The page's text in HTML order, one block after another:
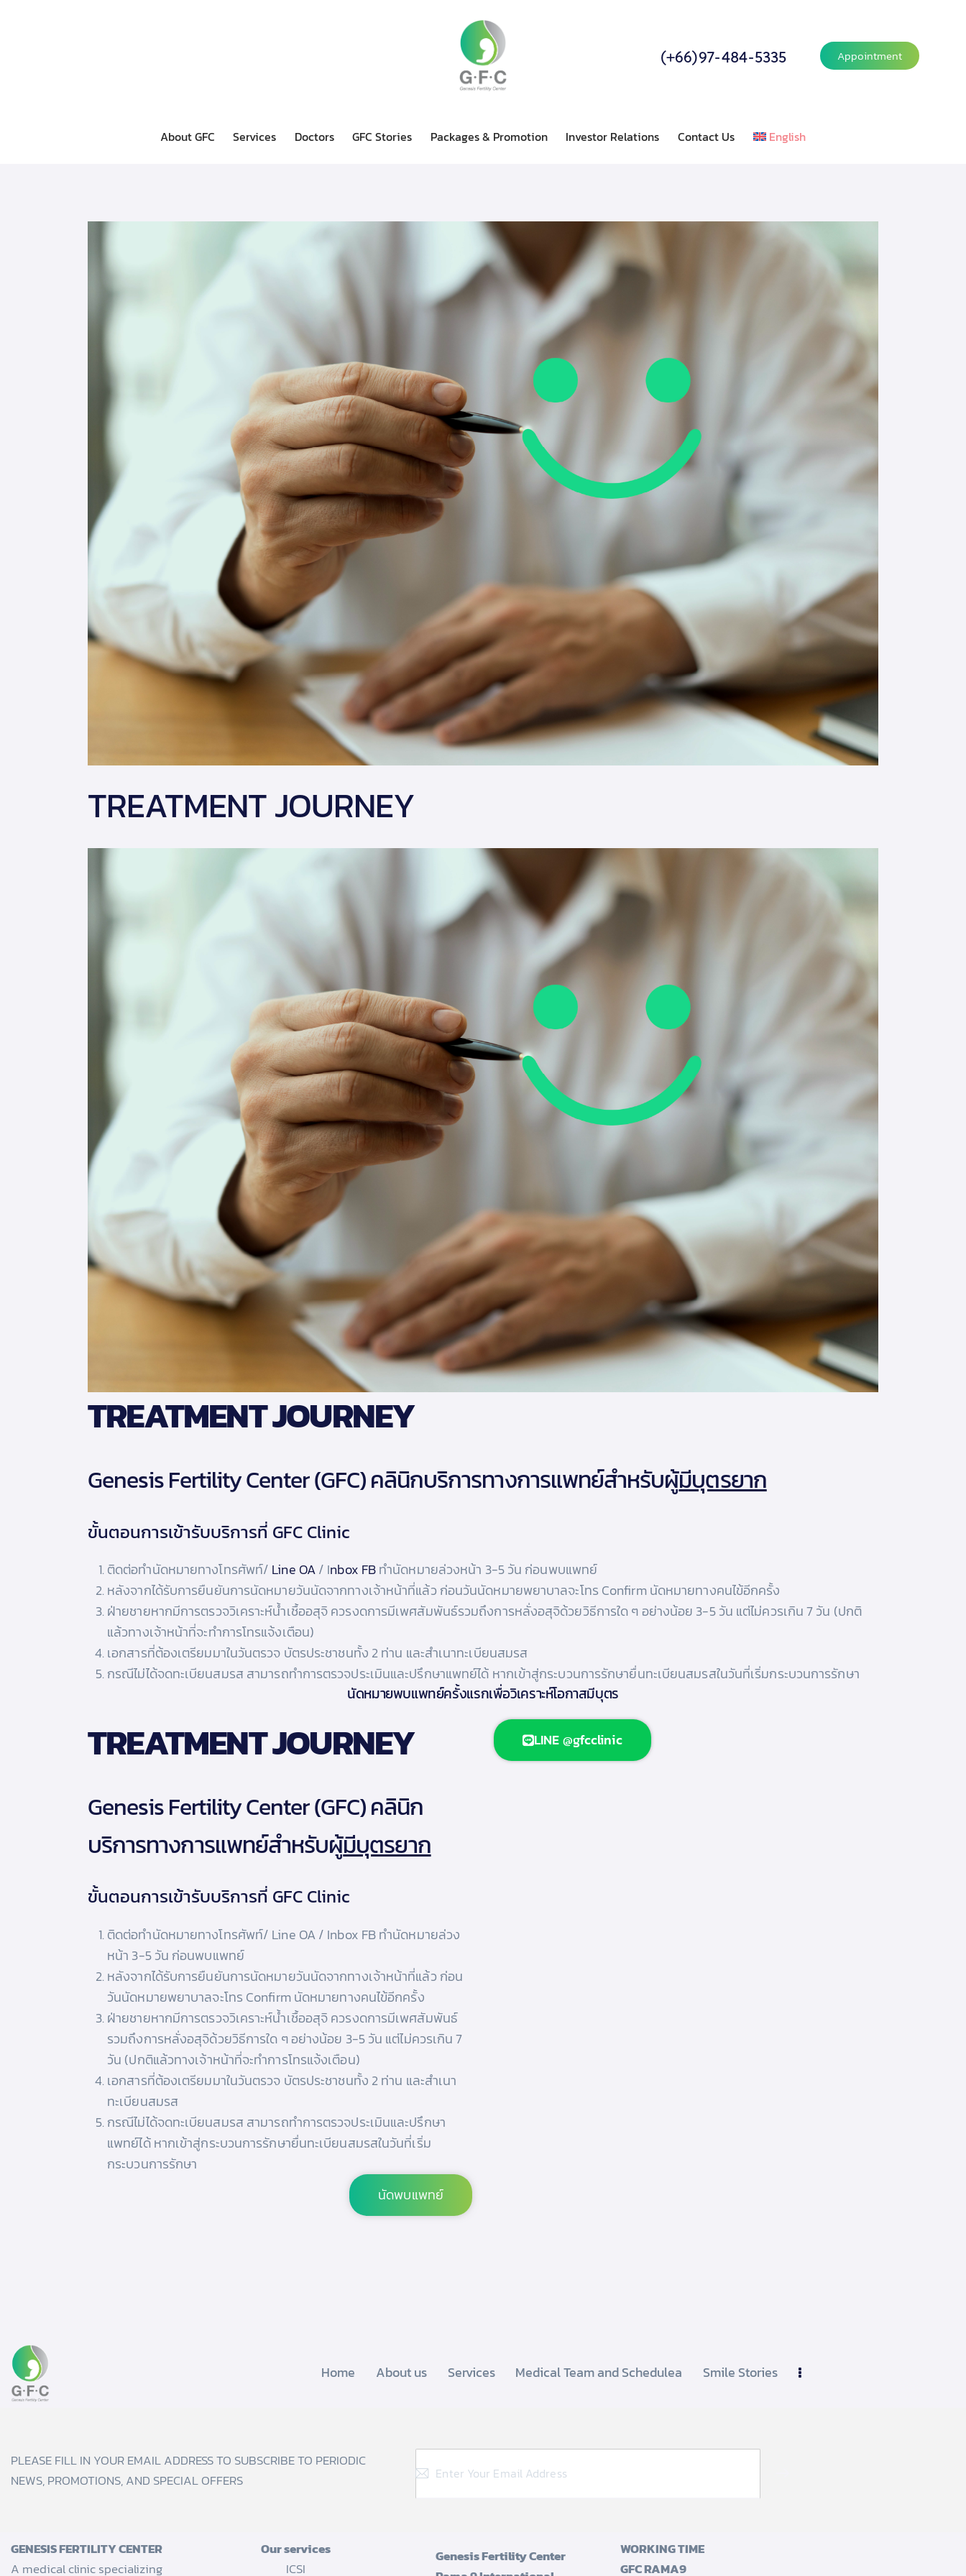
(+66)97-484-5335 Appointment
About GFC Services Doctors GFC Stories Packages & Promotion Investor Relations Contact Us English
TREATMENT JOURNEY
TREATMENT JOURNEY
Genesis Fertility Center (GFC)คลินิกบริการทางการแพทย์สำหรับผู้มีบุตรยาก
ขั้นตอนการเข้ารับบริการที่ GFC Clinic
ติดต่อทำนัดหมายทางโทรศัพท์/ Line OA/ Inbox FBทำนัดหมายล่วงหน้า 3-5 วัน ก่อนพบแพทย์
หลังจากได้รับการยืนยันการนัดหมายวันนัดจากทางเจ้าหน้าที่แล้ว ก่อนวันนัดหมายพยาบาลจะโทร Confirm นัดหมายทางคนไข้อีกครั้ง
ฝ่ายชายหากมีการตรวจวิเคราะห์น้ำเชื้ออสุจิ ควรงดการมีเพศสัมพันธ์รวมถึงการหลั่งอสุจิด้วยวิธีการใด ๆ อย่างน้อย 3-5 วัน แต่ไม่ควรเกิน 7 วัน (ปกติ
แล้วทางเจ้าหน้าที่จะทำการโทรแจ้งเตือน)
เอกสารที่ต้องเตรียมมาในวันตรวจ บัตรประชาชนทั้ง 2 ท่าน และสำเนาทะเบียนสมรส
กรณีไม่ได้จดทะเบียนสมรส สามารถทำการตรวจประเมินและปรึกษาแพทย์ได้ หากเข้าสู่กระบวนการรักษายื่นทะเบียนสมรสในวันที่เริ่มกระบวนการรักษา
นัดหมายพบแพทย์ครั้งแรกเพื่อวิเคราะห์โอกาสมีบุตร
TREATMENT JOURNEY
Genesis Fertility Center (GFC) คลินิก
บริการทางการแพทย์สำหรับผู้มีบุตรยาก
ขั้นตอนการเข้ารับบริการที่ GFC Clinic
ติดต่อทำนัดหมายทางโทรศัพท์/ Line OA / Inbox FB ทำนัดหมายล่วง
หน้า 3-5 วัน ก่อนพบแพทย์
หลังจากได้รับการยืนยันการนัดหมายวันนัดจากทางเจ้าหน้าที่แล้ว ก่อน
วันนัดหมายพยาบาลจะโทร Confirm นัดหมายทางคนไข้อีกครั้ง
ฝ่ายชายหากมีการตรวจวิเคราะห์น้ำเชื้ออสุจิ ควรงดการมีเพศสัมพันธ์
รวมถึงการหลั่งอสุจิด้วยวิธีการใด ๆ อย่างน้อย 3-5 วัน แต่ไม่ควรเกิน 7
วัน (ปกติแล้วทางเจ้าหน้าที่จะทำการโทรแจ้งเตือน)
เอกสารที่ต้องเตรียมมาในวันตรวจ บัตรประชาชนทั้ง 2 ท่าน และสำเนา
ทะเบียนสมรส
กรณีไม่ได้จดทะเบียนสมรส สามารถทำการตรวจประเมินและปรึกษา
แพทย์ได้ หากเข้าสู่กระบวนการรักษายื่นทะเบียนสมรสในวันที่เริ่ม
กระบวนการรักษา
นัดพบแพทย์
LINE @gfcclinic
Home About us Services Medical Team and Schedulea Smile Stories
PLEASE FILL IN YOUR EMAIL ADDRESS TO SUBSCRIBE TO PERIODIC
NEWS, PROMOTIONS, AND SPECIAL OFFERS
GENESIS FERTILITY CENTER
A medical clinic specializing
Our services
ICSI
Genesis Fertility Center
WORKING TIME
GFC RAMA9